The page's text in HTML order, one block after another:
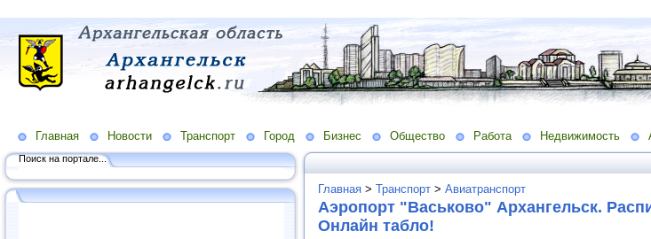
Главная Новости Транспорт Город Бизнес Общество Работа Недвижимость
Поиск на портале...
Главная > Транспорт > Авиатранспорт
Аэропорт "Васьково" Архангельск.
Онлайн табло!